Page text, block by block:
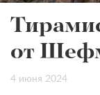
от
4 июня 2024